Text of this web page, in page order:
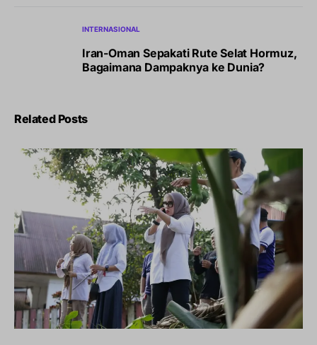
INTERNASIONAL
Iran-Oman Sepakati Rute Selat Hormuz,
Bagaimana Dampaknya ke Dunia?
Related Posts